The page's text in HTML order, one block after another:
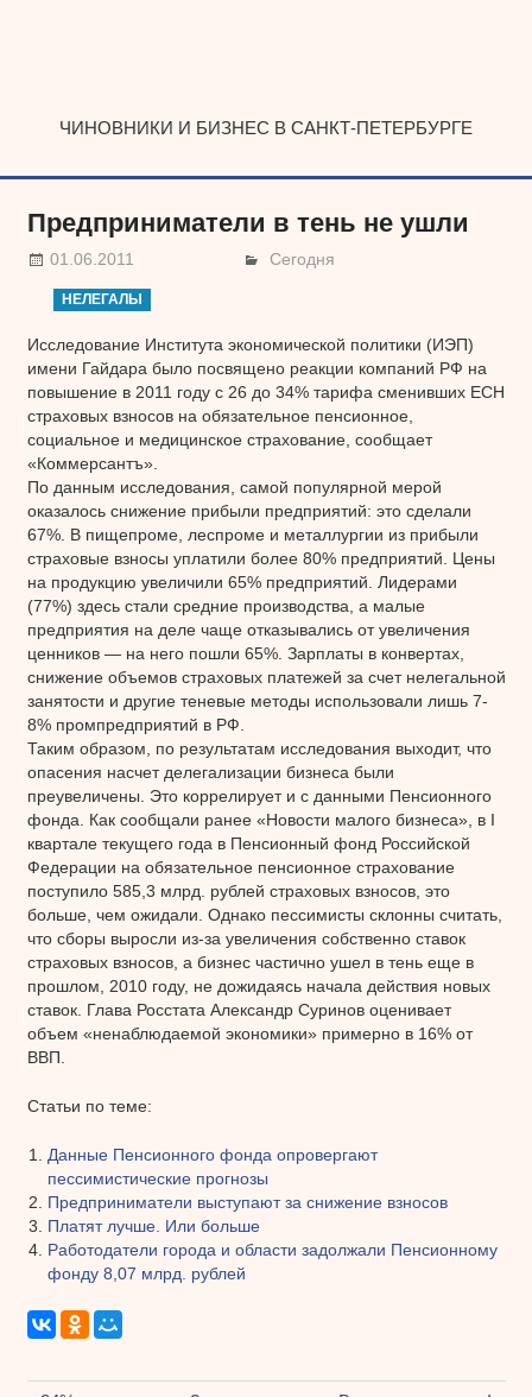
ЧИНОВНИКИ И БИЗНЕС В САНКТ-ПЕТЕРБУРГЕ
Предприниматели в тень не ушли
01.06.2011 Сегодня
НЕЛЕГАЛЫ
Исследование Института экономической политики (ИЭП)
имени Гайдара было посвящено реакции компаний РФ на
повышение в 2011 году с 26 до 34% тарифа сменивших ЕСН
страховых взносов на обязательное пенсионное,
социальное и медицинское страхование, сообщает
«Коммерсантъ».
По данным исследования, самой популярной мерой
оказалось снижение прибыли предприятий: это сделали
67%. В пищепроме, леспроме и металлургии из прибыли
страховые взносы уплатили более 80% предприятий. Цены
на продукцию увеличили 65% предприятий. Лидерами
(77%) здесь стали средние производства, а малые
предприятия на деле чаще отказывались от увеличения
ценников — на него пошли 65%. Зарплаты в конвертах,
снижение объемов страховых платежей за счет нелегальной
занятости и другие теневые методы использовали лишь 7-
8% промпредприятий в РФ.
Таким образом, по результатам исследования выходит, что
опасения насчет делегализации бизнеса были
преувеличены. Это коррелирует и с данными Пенсионного
фонда. Как сообщали ранее «Новости малого бизнеса», в I
квартале текущего года в Пенсионный фонд Российской
Федерации на обязательное пенсионное страхование
поступило 585,3 млрд. рублей страховых взносов, это
больше, чем ожидали. Однако пессимисты склонны считать,
что сборы выросли из-за увеличения собственно ставок
страховых взносов, а бизнес частично ушел в тень еще в
прошлом, 2010 году, не дожидаясь начала действия новых
ставок. Глава Росстата Александр Суринов оценивает
объем «ненаблюдаемой экономики» примерно в 16% от
ВВП.
Статьи по теме:
Данные Пенсионного фонда опровергают
пессимистические прогнозы
Предприниматели выступают за снижение взносов
Платят лучше. Или больше
Работодатели города и области задолжали Пенсионному
фонду 8,07 млрд. рублей